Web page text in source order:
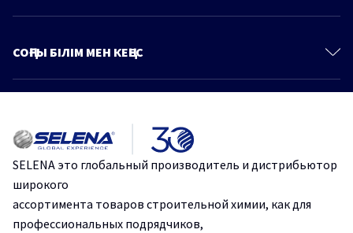
Знания и советы
Пено-Клеи
Клеи для напольных покрытий
Ленты и стрейч-пленки
Крепежи
Аэрозольные краски и грунтовки
СОҢҒЫ БІЛІМ МЕН КЕҢЕС
Больше статей
Эффективное и быстрое склеивание с помощью одного
продукта.
Защититесь от плесени и грибка на срок до 10 лет.
SELENA это глобальный производитель и дистрибьютор
широкого
ассортимента товаров строительной химии, как для
профессиональных подрядчиков,